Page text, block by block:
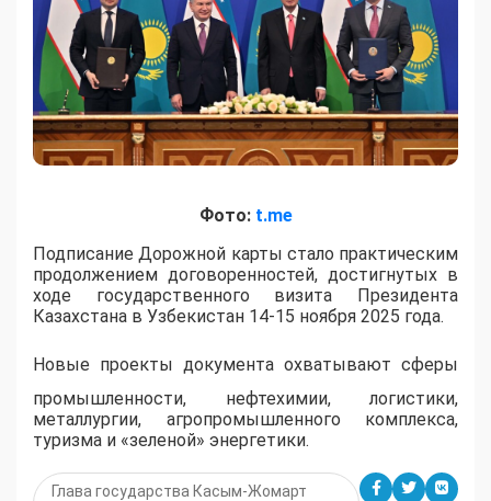
Фото: t.me
Подписание Дорожной карты стало практическим
продолжением договоренностей, достигнутых в
ходе государственного визита Президента
Казахстана в Узбекистан 14-15 ноября 2025 года.
Новые проекты документа охватывают сферы
промышленности, нефтехимии, логистики,
металлургии, агропромышленного комплекса,
туризма и «зеленой» энергетики.
Глава государства Касым-Жомарт